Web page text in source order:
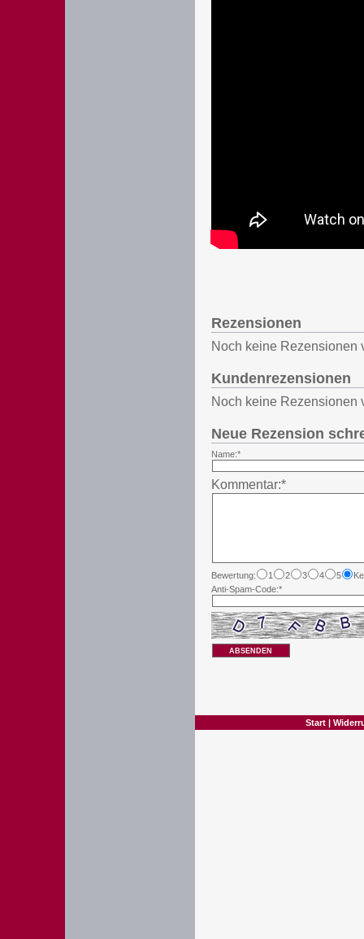
Rezensionen
Noch keine Rezensionen
Kundenrezensionen
Noch keine Rezensionen
Neue Rezension
Name:*
Kommentar:*
Bewertung: 1 2 3 4 5
Anti-Spam-Code:*
ABSENDEN
Start |